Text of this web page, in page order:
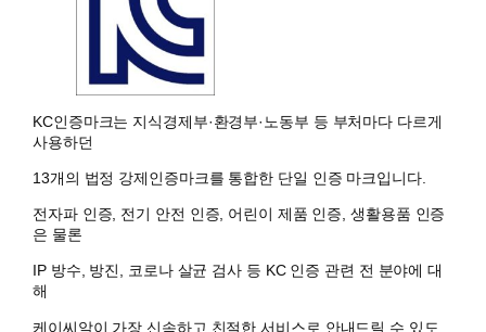
KC인증마크는 지식경제부·환경부·노동부 등 부처마다 다르게
사용하던
13개의 법정 강제인증마크를 통합한 단일 인증 마크입니다.
전자파 인증, 전기 안전 인증, 어린이 제품 인증, 생활용품 인증
은 물론
IP 방수, 방진, 코로나 살균 검사 등 KC 인증 관련 전 분야에 대
해
케이씨알이 가장 신속하고 친절한 서비스로 안내드릴 수 있도